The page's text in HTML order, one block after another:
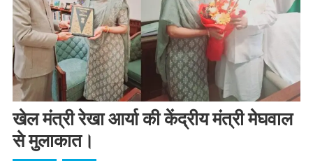
खेल मंत्री रेखा आर्या की केंद्रीय मंत्री मेघवाल
से मुलाकात।